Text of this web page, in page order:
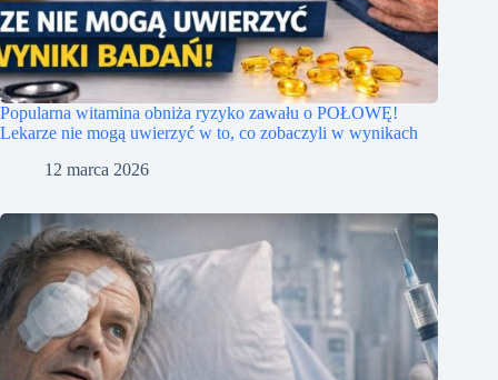
Popularna witamina obniża ryzyko zawału o POŁOWĘ!
Lekarze nie mogą uwierzyć w to, co zobaczyli w wynikach
12 marca 2026